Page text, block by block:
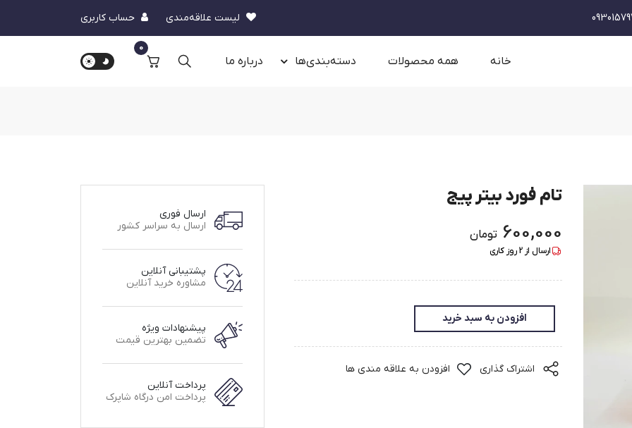
لیست علاقه‌مندی حساب کاربری
خانه همه محصولات دسته‌بندی‌ها درباره‌ ما
0
تام فورد بیتر پیج
600,000 تومان
ارسال از 2روز کاری
افزودن به سبد خرید
اشتراک گذاری افزودن به علاقه مندی ها
ارسال فوری
ارسال به سراسر کشور
پشتیبانی آنلاین
مشاوره خرید آنلاین
پیشنهادات ویژه
تضمین بهترین قیمت
پرداخت آنلاین
پرداخت امن درگاه شاپرک